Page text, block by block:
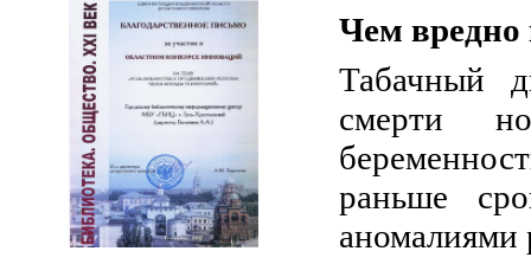
Чем вредно
Табачный
смерти
раньше
аномалиями